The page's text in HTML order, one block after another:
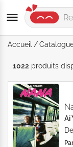
Accueil
Thème
1022 produits
Ai